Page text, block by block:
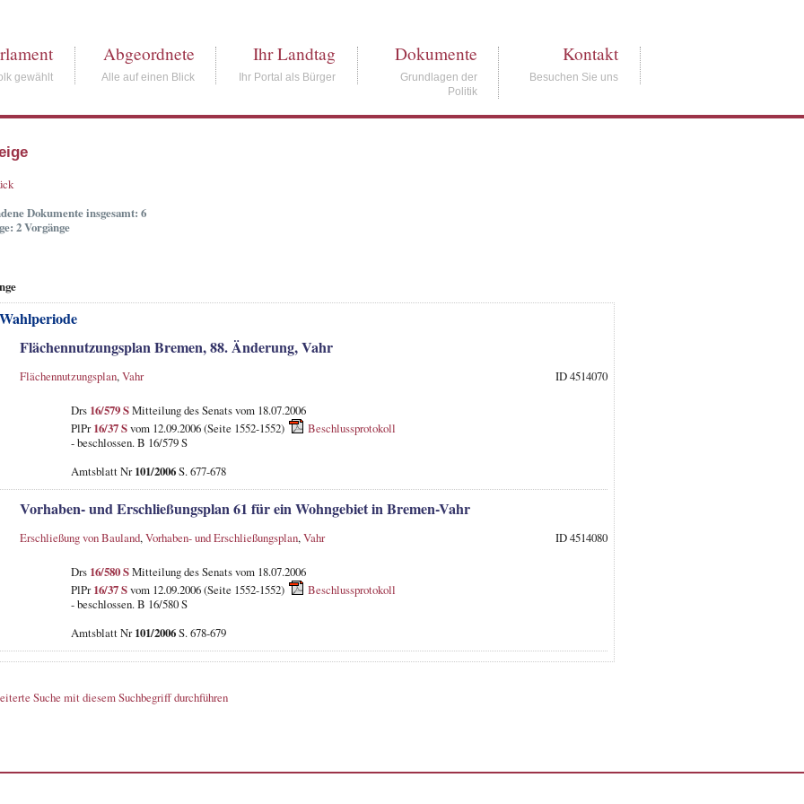
gewählt
Abgeordnete
Alle auf einen Blick
Ihr Landtag
Ihr Portal als Bürger
Dokumente
Grundlagen der
Politik
Kontakt
Besuchen Sie uns
Dokumente insgesamt: 6
2 Vorgänge
Flächennutzungsplan Bremen, 88. Änderung, Vahr
Flächennutzungsplan,Vahr ID 4514070
Drs 16/579 SMitteilung des Senats vom 18.07.2006
PlPr16/37 Svom 12.09.2006 (Seite 1552-1552)
Beschlussprotokoll
- beschlossen. B 16/579 S
Amtsblatt Nr101/2006S. 677-678
Vorhaben- und Erschließungsplan 61 für ein Wohngebiet in Bremen-Vahr
Erschließung von Bauland,Vorhaben- und Erschließungsplan,Vahr ID 4514080
Drs 16/580 SMitteilung des Senats vom 18.07.2006
PlPr16/37 Svom 12.09.2006 (Seite 1552-1552)
Beschlussprotokoll
- beschlossen. B 16/580 S
Amtsblatt Nr101/2006S. 678-679
Suche mit diesem Suchbegriff durchführen